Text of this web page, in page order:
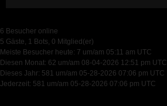
6 Besucher online
5 Gäste, 1 Bots, 0 Mitglied(er)
Meiste Besucher heute: 7 um/am 05:11 am UTC
Diesen Monat: 62 um/am 08-04-2026 12:51 pm UTC
Dieses Jahr: 581 um/am 05-28-2026 07:06 pm UTC
Jederzeit: 581 um/am 05-28-2026 07:06 pm UTC